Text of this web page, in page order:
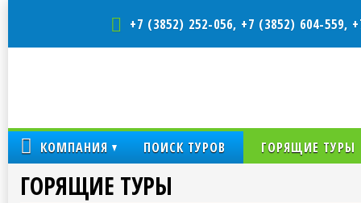
+7 (3852) 252-056, +7 (3852) 604-559,
КОМПАНИЯ ПОИСК ТУРОВ ГОРЯЩИЕ ТУРЫ
ГОРЯЩИЕ ТУРЫ